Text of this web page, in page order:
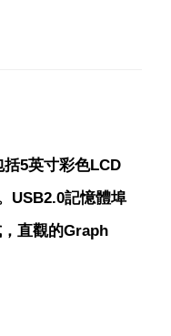
5英寸彩色LCD
USB2.0記憶體埠
直觀的Graph